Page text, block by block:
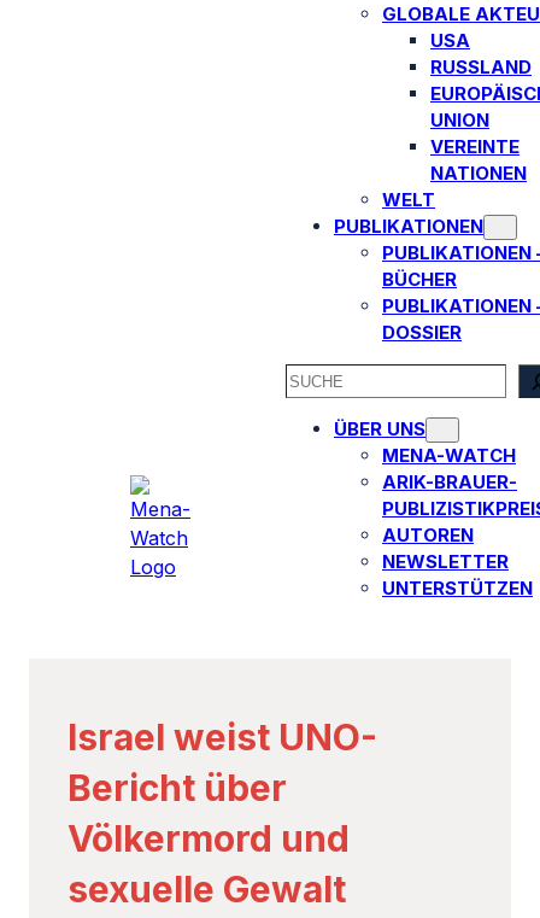
GLOBALE
USA
RUSSLAND
UNION
VEREINTE
NATIONEN
WELT
PUBLIKATIONEN
PUBLIKATIONEN
BÜCHER
PUBLIKATIONEN
DOSSIER
SEARCH
ÜBER UNS
MENA-WATCH
ARIK-BRAUER-
AUTOREN​
NEWSLETTER
UNTERSTÜTZEN
Israel weist UNO-
Bericht über
Völkermord und
sexuelle Gewalt